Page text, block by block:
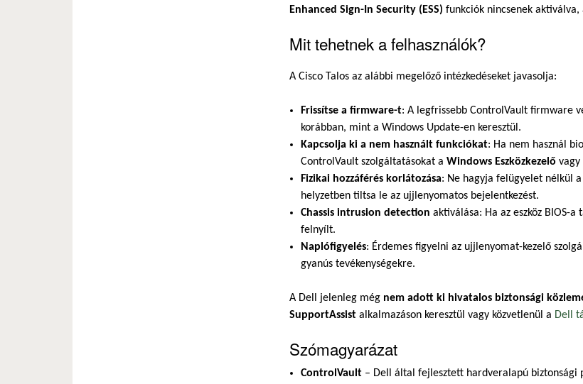
Enhanced Sign-In Security (ESS) funkciók nincsenek aktiválva,
Mit tehetnek a felhasználók?
A Cisco Talos az alábbi megelőző intézkedéseket javasolja:
Frissítse a firmware-t: A legfrissebb ControlVault firmware
korábban, mint a Windows Update-en keresztül.
Kapcsolja ki a nem használt funkciókat: Ha nem használ
ControlVault szolgáltatásokat a Windows Eszközkezelő vagy
Fizikai hozzáférés korlátozása: Ne hagyja felügyelet nélkül
helyzetben tiltsa le az ujjlenyomatos bejelentkezést.
Chassis intrusion detection aktiválása: Ha az eszköz BIOS-
felnyílt.
Naplófigyelés: Érdemes figyelni az ujjlenyomat-kezelő
gyanús tevékenységekre.
A Dell jelenleg még nem adott ki hivatalos biztonsági
SupportAssist alkalmazáson keresztül vagy közvetlenül a Dell
Szómagyarázat
ControlVault – Dell által fejlesztett hardveralapú